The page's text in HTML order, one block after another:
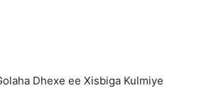
Dhexe ee Xisbiga Kulmiye